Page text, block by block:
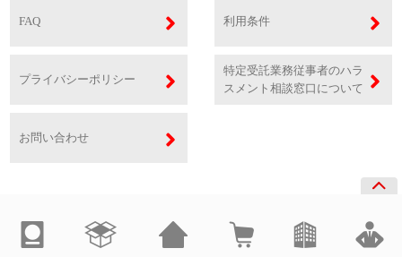
FAQ 利用条件
プライバシーポリシー
特定受託業務従事者のハラ
スメント相談窓口について
お問い合わせ